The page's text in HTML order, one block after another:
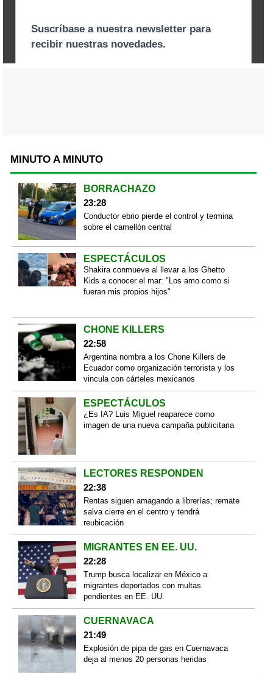
MINUTO A MINUTO
BORRACHAZO
23:28
Conductor ebrio pierde el control y termina
sobre el camellón central
ESPECTÁCULOS
Shakira conmueve al llevar a los Ghetto
Kids a conocer el mar: "Los amo como si
fueran mis propios hijos"
CHONE KILLERS
22:58
Argentina nombra a los Chone Killers de
Ecuador como organización terrorista y los
vincula con cárteles mexicanos
ESPECTÁCULOS
¿Es IA? Luis Miguel reaparece como
imagen de una nueva campaña publicitaria
LECTORES RESPONDEN
22:38
Rentas siguen amagando a librerías; remate
salva cierre en el centro y tendrá
reubicación
MIGRANTES EN EE. UU.
22:28
Trump busca localizar en México a
migrantes deportados con multas
pendientes en EE. UU.
CUERNAVACA
21:49
Explosión de pipa de gas en Cuernavaca
deja al menos 20 personas heridas